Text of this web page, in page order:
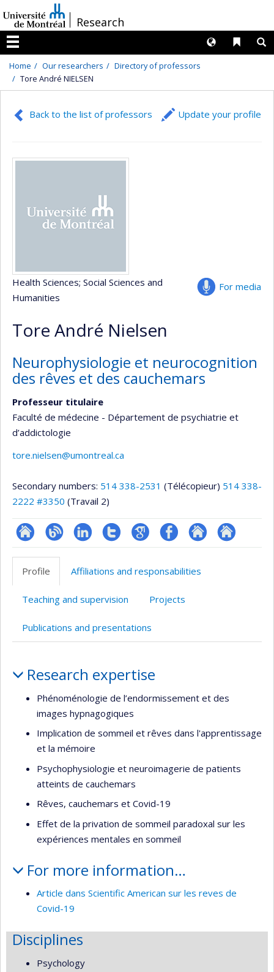
au
contenu
/Research
Menu
Liens
Langues
Home Our researchers
Directory of professors
Tore André NIELSEN
Back to the list of professors Update your profile
For media
Health Sciences; Social Sciences and
Humanities
Tore André Nielsen
Neurophysiologie et neurocognition
des rêves et des cauchemars
Professeur titulaire
Faculté de médecine - Département de psychiatrie et
d’addictologie
tore.nielsen@umontreal.ca
Secondary numbers: 514 338-2531 (Télécopieur) 514 338-
2222 #3350 (Travail 2)
Site
l’unité
recherche
BlogueLinkedInCompteGoogleProfil Autre Autre
Profile Affiliations and responsabilities
Teaching and supervision Projects
Publications and presentations
Research expertise
Phénoménologie de l’endormissement et des
images hypnagogiques
Implication de sommeil et rêves dans l'apprentissage
et la mémoire
Psychophysiologie et neuroimagerie de patients
atteints de cauchemars
Rêves, cauchemars et Covid-19
Effet de la privation de sommeil paradoxal sur les
expériences mentales en sommeil
For more information…
Article dans Scientific American sur les reves de
Covid-19
Disciplines
Psychology